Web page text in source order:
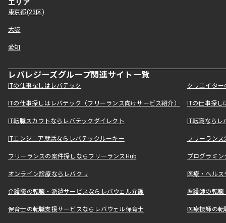
エリア
東京都(23区)
大阪
愛知
レバレジーズグループ関連サイト一覧
ITの仕事探しはレバテック クリエイタ
ITの仕事探しはレバテック（フリーランス向けサービス紹介） ITの仕事探
IT転職スカウトならレバテックダイレクト IT転職なら
ITエンジニア就活ならレバテックルーキー フリーラン
フリーランスの案件探しならフリーランスHub プログラミ
オンライン診療ならレバクリ 医療・ヘル
介護職の転職・派遣サービスならレバウェル介護 看護師の転
保育士の転職支援サービスならレバウェル保育士 医療技師の